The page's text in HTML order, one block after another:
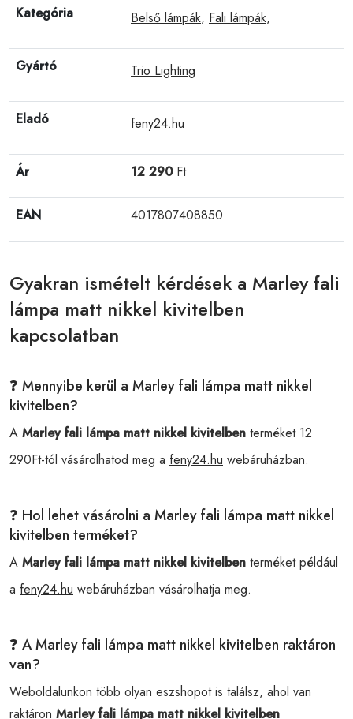
Kategória Belső lámpák, Fali lámpák,
Gyártó Trio Lighting
Eladó feny24.hu
Ár 12 290Ft
EAN 4017807408850
Gyakran ismételt kérdések a Marley fali
lámpa matt nikkel kivitelben
kapcsolatban
❓ Mennyibe kerül a Marley fali lámpa matt nikkel
kivitelben?
A Marley fali lámpa matt nikkel kivitelben terméket 12
290Ft-tól vásárolhatod meg a feny24.hu webáruházban.
❓ Hol lehet vásárolni a Marley fali lámpa matt nikkel
kivitelben terméket?
A Marley fali lámpa matt nikkel kivitelben terméket például
a feny24.hu webáruházban vásárolhatja meg.
❓ A Marley fali lámpa matt nikkel kivitelben raktáron
van?
Weboldalunkon több olyan eszshopot is találsz, ahol van
raktáron Marley fali lámpa matt nikkel kivitelben